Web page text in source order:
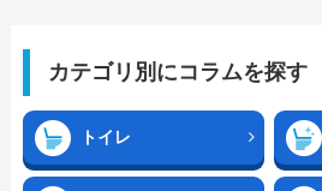
カテゴリ別にコラムを探す
トイレ